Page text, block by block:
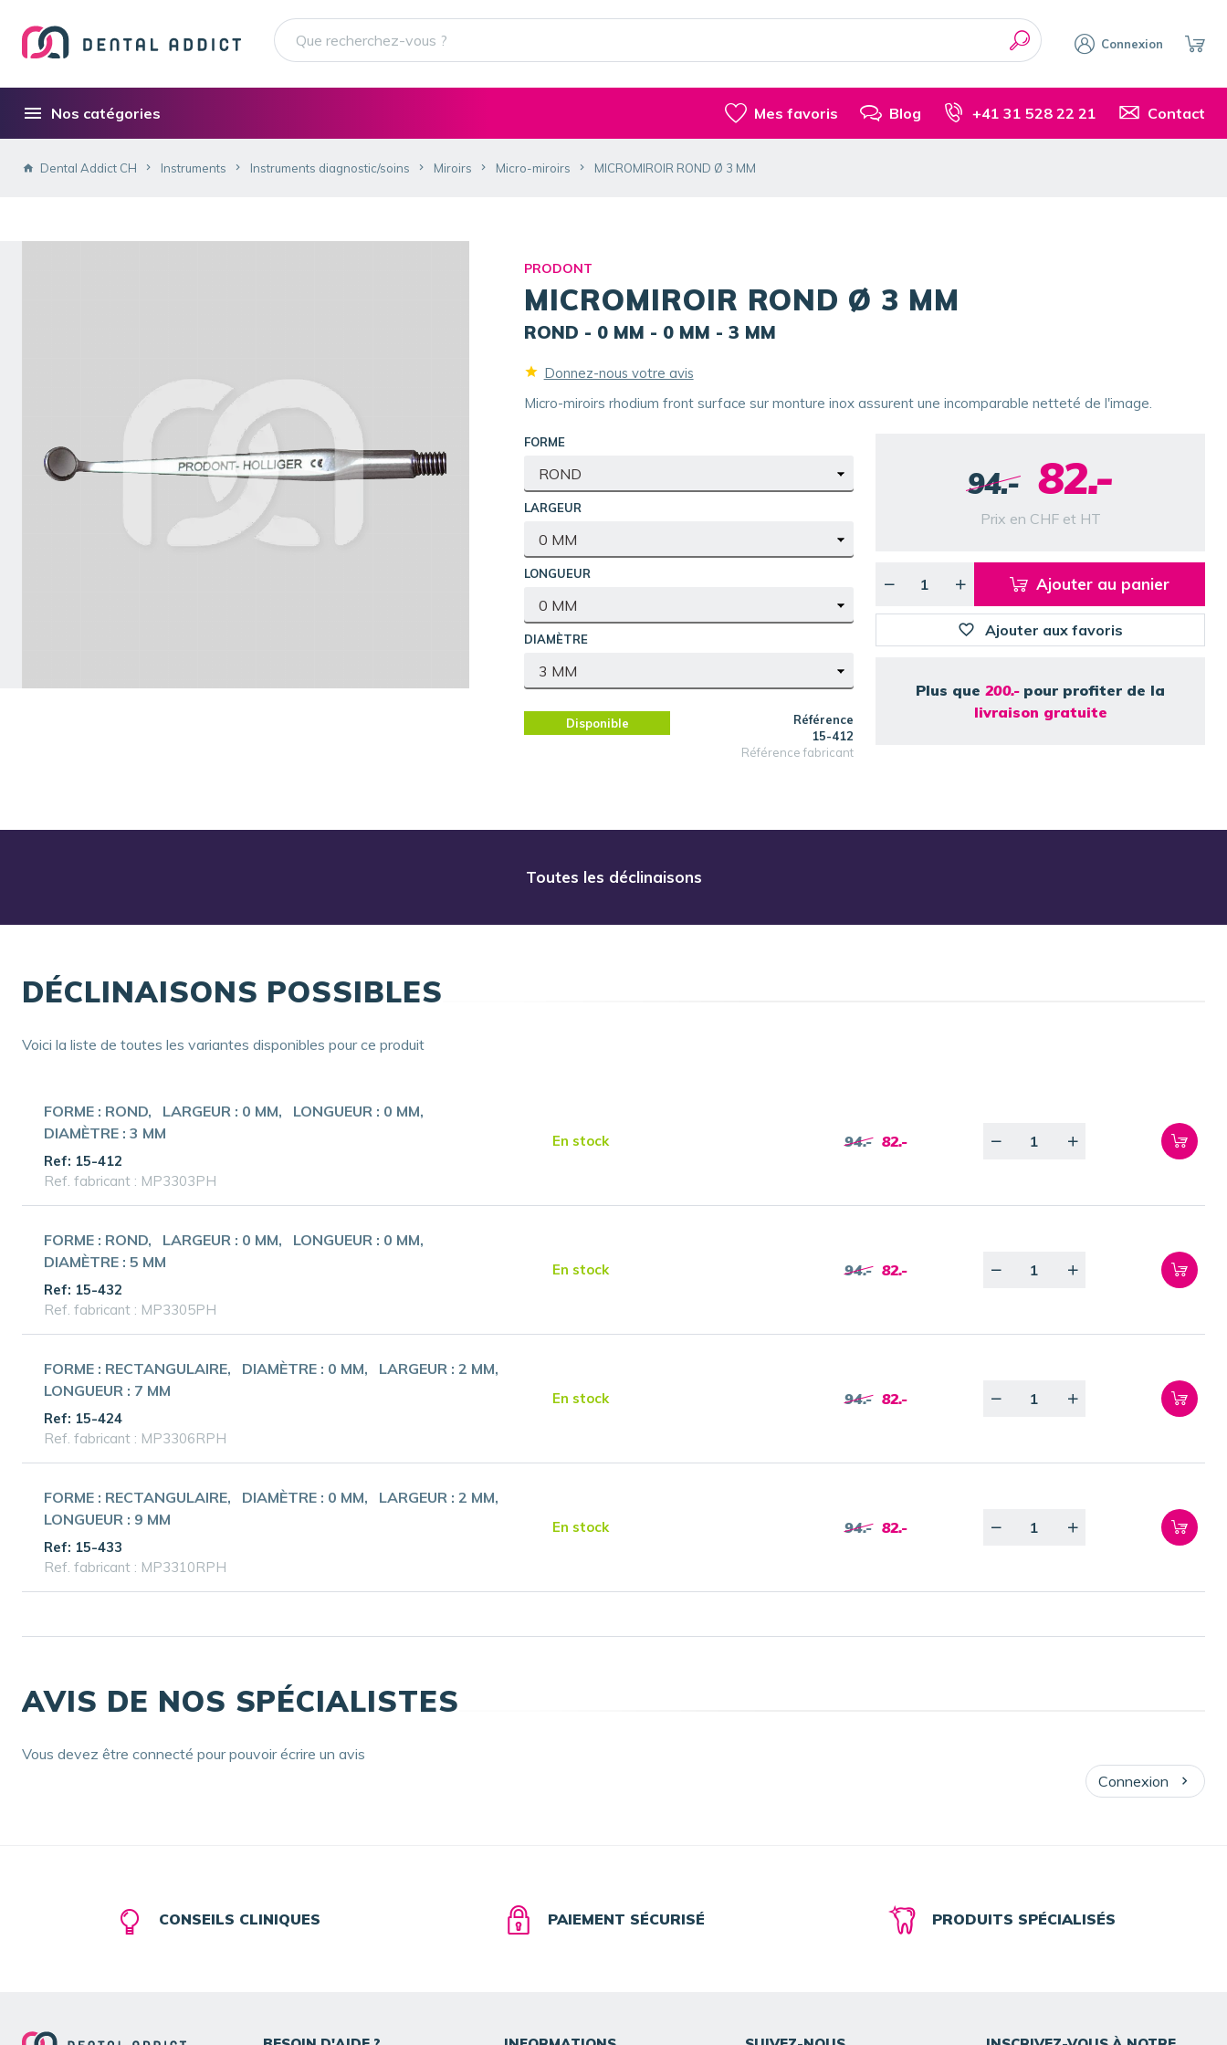
Connexion
Nos catégories Mes favoris Blog Contact
+41 31 528 22 21
Dental Addict CH Instruments Instruments diagnostic/soins Miroirs Micro-miroirs MICROMIROIR ROND Ø 3 MM
PRODONT
MICROMIROIR ROND Ø 3 MM
ROND - 0 MM - 0 MM - 3 MM
Donnez-nous votre avis
Micro-miroirs rhodium front surface sur monture inox assurent une incomparable netteté de l'image.
94.- 82.-
Prix en CHF et HT
FORME
LARGEUR
LONGUEUR
DIAMÈTRE
Disponible
Référence
15-412
Référence fabricant
Ajouter au panier
Ajouter aux favoris
Plus que200.-pour profiter de la
livraison gratuite
Toutes les déclinaisons
DÉCLINAISONS POSSIBLES
Voici la liste de toutes les variantes disponibles pour ce produit
FORME : ROND LARGEUR : 0 MM LONGUEUR : 0 MM
DIAMÈTRE : 3 MM
Ref: 15-412
Ref. fabricant : MP3303PH
En stock 94.- 82.- Quantity
FORME : ROND LARGEUR : 0 MM LONGUEUR : 0 MM
DIAMÈTRE : 5 MM
Ref: 15-432
Ref. fabricant : MP3305PH
En stock 94.- 82.- Quantity
FORME : RECTANGULAIRE DIAMÈTRE : 0 MM LARGEUR : 2 MM
LONGUEUR : 7 MM
Ref: 15-424
Ref. fabricant : MP3306RPH
En stock 94.- 82.- Quantity
FORME : RECTANGULAIRE DIAMÈTRE : 0 MM LARGEUR : 2 MM
LONGUEUR : 9 MM
Ref: 15-433
Ref. fabricant : MP3310RPH
En stock 94.- 82.- Quantity
AVIS DE NOS SPÉCIALISTES
Vous devez être connecté pour pouvoir écrire un avis
Connexion
CONSEILS CLINIQUES PAIEMENT SÉCURISÉ PRODUITS SPÉCIALISÉS